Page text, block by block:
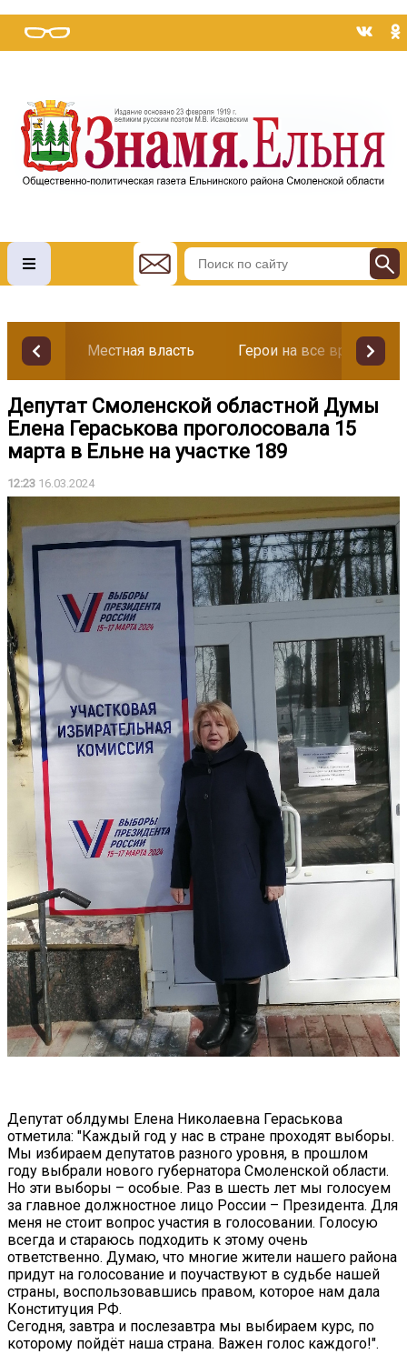
Местная власть Герои на все времена
Депутат Смоленской областной Думы
Елена Гераськова проголосовала 15
марта в Ельне на участке 189
12:23 16.03.2024
Депутат облдумы Елена Николаевна Гераськова
отметила: "Каждый год у нас в стране проходят выборы.
Мы избираем депутатов разного уровня, в прошлом
году выбрали нового губернатора Смоленской области.
Но эти выборы – особые. Раз в шесть лет мы голосуем
за главное должностное лицо России – Президента. Для
меня не стоит вопрос участия в голосовании. Голосую
всегда и стараюсь подходить к этому очень
ответственно. Думаю, что многие жители нашего района
придут на голосование и поучаствуют в судьбе нашей
страны, воспользовавшись правом, которое нам дала
Конституция РФ.
Сегодня, завтра и послезавтра мы выбираем курс, по
которому пойдёт наша страна. Важен голос каждого!".